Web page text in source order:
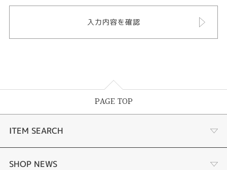
PAGE TOP
ITEM SEARCH
あこや真珠
SHOP NEWS